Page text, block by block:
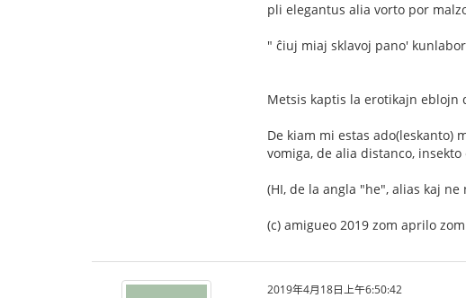
pli elegantus alia vorto por
" ĉiuj miaj sklavoj pano'
Metsis kaptis la erotikajn
De kiam mi estas ado(leskanto)
vomiga, de alia distanco,
(HI, de la angla "he", alias kaj ne
(c) amigueo 2019 zom aprilo
2019年4月18日上午6:50:42